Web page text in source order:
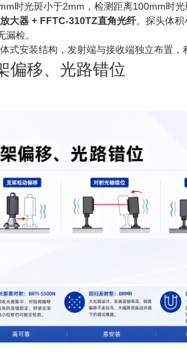
时光斑小于2mm，检测距离100mm时
大器 + FFTC-310TZ直角光纤。探头体
检。
式安装结构，发射端与接收端独立布置
偏移、光路错位